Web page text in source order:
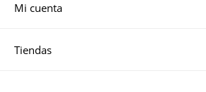
Mi cuenta
Tiendas